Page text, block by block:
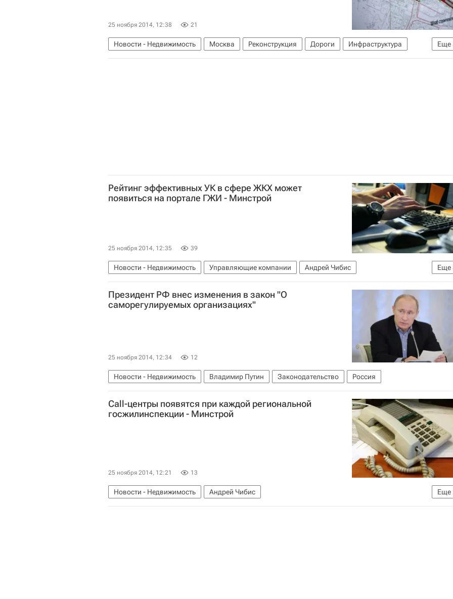
25 ноября 2014, 12:38 21
Еще
Новости - Недвижимость Москва Реконструкция Дороги
Инфраструктура
Проектирование
Мосинжпроект Россия
Рейтинг эффективных УК в сфере ЖКХ может
появиться на портале ГЖИ - Минстрой
25 ноября 2014, 12:35 39
Еще
Новости - Недвижимость Управляющие компании
Андрей Чибис
Лицензирование управляющих компаний в сфере ЖКХ
Министерство строительства и жилищно-коммунального хозяйства РФ (Минстрой России)
Президент РФ внес изменения в закон "О
саморегулируемых организациях"
25 ноября 2014, 12:34 12
Новости - Недвижимость Владимир Путин Законодательство Россия
Call-центры появятся при каждой региональной
госжилинспекции - Минстрой
25 ноября 2014, 12:21 13
Еще
Новости - Недвижимость
Андрей Чибис
Министерство строительства и жилищно-коммунального хозяйства РФ (Минстрой России)